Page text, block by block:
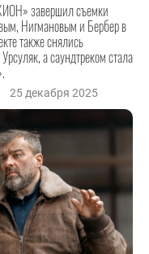
завершил съемки
Нигмановым и Бербер в
также снялись
а саундтреком стала
25 декабря 2025